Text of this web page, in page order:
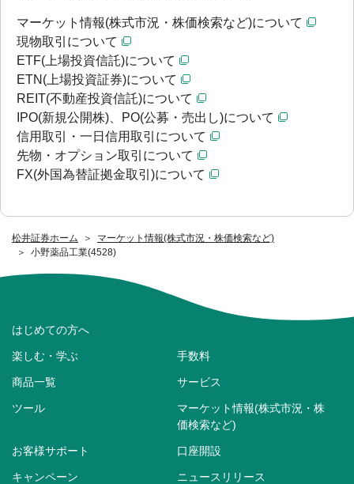
松井証券ホーム
マーケット情報(株式市況・株価検索など)
小野薬品工業(4528)
マーケット情報(株式市況・株価検索など)について
現物取引について
ETF(上場投資信託)について
ETN(上場投資証券)について
REIT(不動産投資信託)について
IPO(新規公開株)、PO(公募・売出し)について
信用取引・一日信用取引について
先物・オプション取引について
FX(外国為替証拠金取引)について
はじめての方へ
楽しむ・学ぶ 手数料
商品一覧 サービス
ツール
マーケット情報(株式市況・株
価検索など)
お客様サポート 口座開設
キャンペーン ニュースリリース